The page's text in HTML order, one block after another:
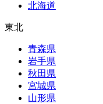
北海道
東北
青森県
岩手県
秋田県
宮城県
山形県